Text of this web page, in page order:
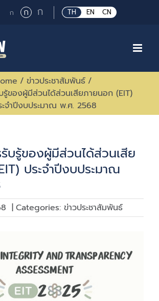
TH EN CN
กSmall
กRegular
font
ก Large
font
/ ข่าวประชาสัมพันธ์ /
รู้ของผู้มีส่วนได้ส่วนเสียภายนอก (EIT)
ะจำปีงบประมาณ พ.ศ. 2568
บรู้ของผู้มีส่วนได้ส่วนเสีย
ประจำปีงบประมาณ
| Categories: ข่าวประชาสัมพันธ์